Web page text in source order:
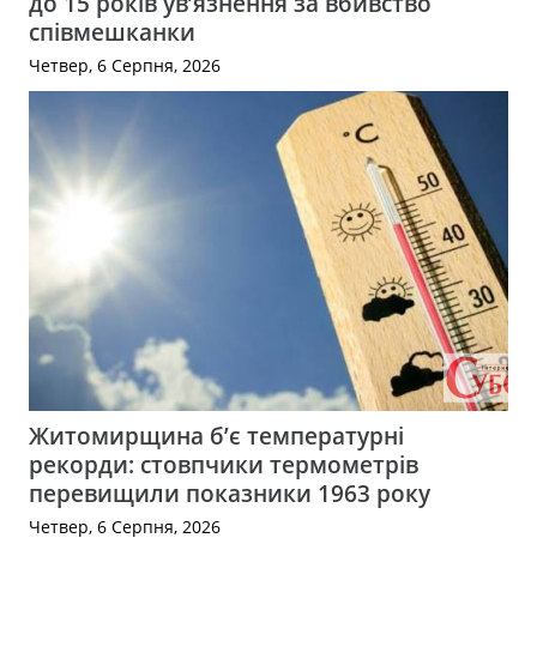
співмешканки
Четвер, 6 Серпня, 2026
Житомирщина б’є температурні
рекорди: стовпчики термометрів
перевищили показники 1963 року
Четвер, 6 Серпня, 2026